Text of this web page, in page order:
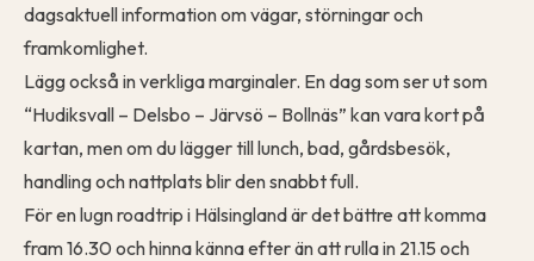
dagsaktuell information om vägar, störningar och
framkomlighet.
Lägg också in verkliga marginaler. En dag som ser ut som
“Hudiksvall – Delsbo – Järvsö – Bollnäs” kan vara kort på
kartan, men om du lägger till lunch, bad, gårdsbesök,
handling och nattplats blir den snabbt full.
För en lugn roadtrip i Hälsingland är det bättre att komma
fram 16.30 och hinna känna efter än att rulla in 21.15 och